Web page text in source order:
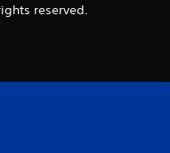
reserved.